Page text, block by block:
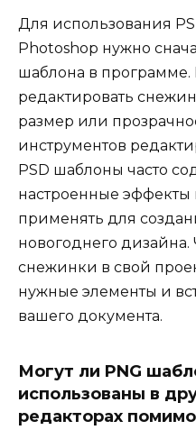
Для использования
Photoshop нужно
шаблона в
редактировать
размер или
инструментов
PSD шаблоны часто
настроенные
применять для
новогоднего дизайна.
снежинки в свой
нужные элементы и
вашего документа.
Могут ли PNG
использованы в
редакторах